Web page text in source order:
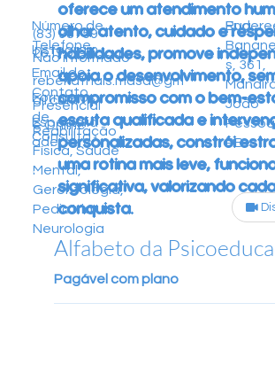
oferece um atendimento
olhar atento, cuidado e
habilidades, promove
apoia o desenvolvimento,
compromisso com o bem-
escuta qualificada e
personalizadas, constrói
uma rotina mais leve,
significativa, valorizando
conquista.
Especialid
ade
Reabilitação
Física, Saúde
Mental,
Gerontologia,
Pediatria,
Neurologia
Alfabeto da
Pagável com plano
Número de
Telefone
(83) 98759-
2617
Email de
Contato
rebekathais.mdsa@gm
ail.com
Formatos
de
Consulta
Presencial
e Online
Instagram
Não informado
Rua
s, 361,
João
PB